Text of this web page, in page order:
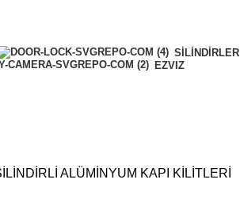
SILINDIRLER
EZVIZ
ALÜMİNYUM KAPI KİLİTLERİ